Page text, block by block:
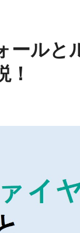
ールと